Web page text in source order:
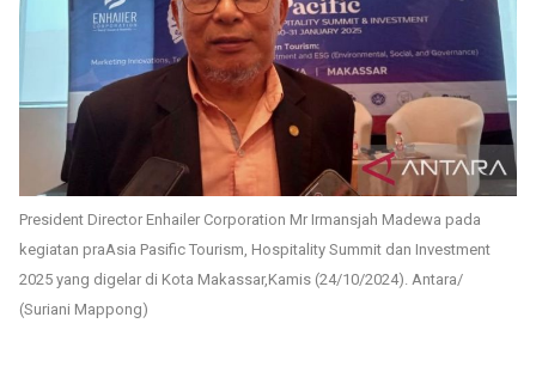
President Director Enhailer Corporation Mr Irmansjah Madewa pada
kegiatan praAsia Pasific Tourism, Hospitality Summit dan Investment
2025 yang digelar di Kota Makassar,Kamis (24/10/2024). Antara/
(Suriani Mappong)